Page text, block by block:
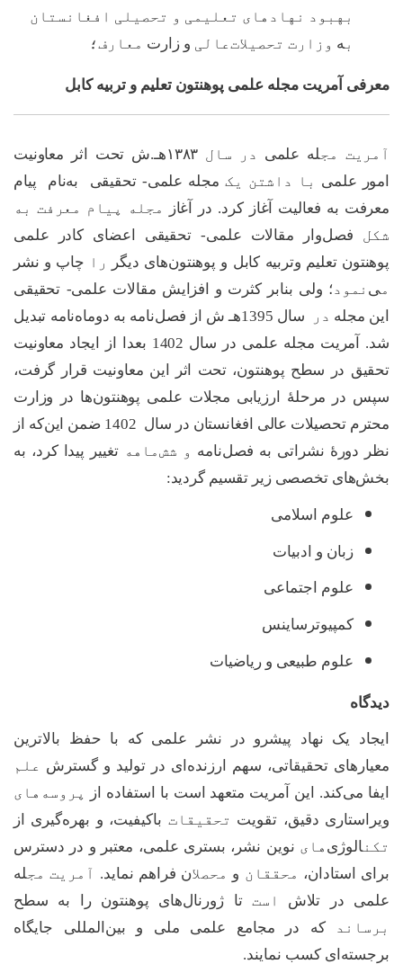
بهبود نهادهای تعلیمی و تحصیلی افغانستان
به وزارت‌ تحصیلاتعالی و زارت معارف؛
معرفی آمریت مجله علمی پوهنتون تعلیم و تربیه کابل
آمریت مجله علمی در سال
۱۳۸۳هـ.ش تحت اثر معاونیت
امور علمی با داشتن یک مجله علمی- تحقیقی ‌به‌نام
پیام
معرفت به فعالیت آغاز کرد. در آغاز
مجله پیام معرفت به
شکل فصل‌وار مقالات علمی- تحقیقی اعضای کادر علمی
پوهنتون تعلیم وتربیه کابل و پوهنتون‌های دیگر
را چاپ و نشر
می‌ نمود؛ ولی بنابر کثرت و افزایش مقالات علمی- تحقیقی
این مجله در
سال 1395هـ ش از فصل‌نامه به دوماه‌نامه تبدیل
شد. آمریت مجله علمی در سال 1402 بعدا از ایجاد معاونیت
تحقیق در سطح پوهنتون، تحت اثر این معاونیت قرار گرفت،
سپس در مرحلۀ ارزیابی مجلات علمی پوهنتون‌ها در وزارت
محترم تحصیلات عالی افغانستان در سال 1402 ضمن این‌که از
نظر دورۀ نشراتی به فصل‌نامه و ششماهه تغییر پیدا کرد، به
بخش‌های تخصصی زیر تقسیم گردید:
علوم اسلامی
زبان و ادبیات
علوم اجتماعی
کمپیوترساینس
علوم طبیعی و ریاضیات
دیدگاه
ایجاد یک نهاد پیشرو در نشر علمی که با حفظ بالاترین
معیارهای تحقیقاتی، سهم ارزنده‌ای در تولید و گسترش علم
ایفا می‌کند. این آمریت متعهد است با استفاده از
پروسه های
ویراستاری دقیق، تقویت تحقیقات باکیفیت، و بهره‌گیری از
تکنالوژی‌ های نوین نشر، بستری علمی، معتبر و در دسترس
برای استادان، محققان و محصلان فراهم نماید. آمریت مجله
علمی در تلاش استتا ژورنال‌های پوهنتون را به سطح
برساند
که در مجامع علمی ملی و بین‌المللی جایگاه
برجسته‌ای کسب نمایند.